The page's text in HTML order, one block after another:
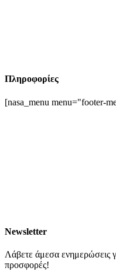
Πληροφορίες
[nasa_menu menu="footer-
Newsletter
Λάβετε άμεσα ενημερώσεις
προσφορές!